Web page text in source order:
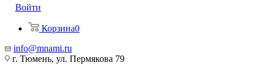
Войти
Корзина0
info@mnami.ru
г. Тюмень, ул. Пермякова 79